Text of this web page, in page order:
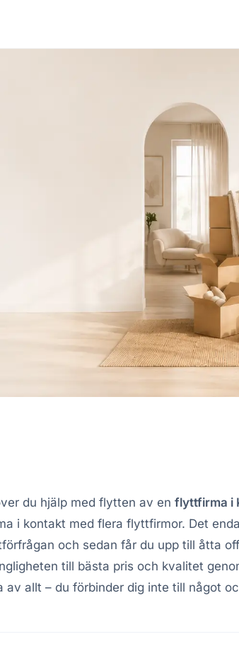
du hjälp med flytten av enflyttfirma i
i kontakt med flera flyttfirmor. Det
och sedan får du upp till åtta
till bästa pris och kvalitet
av allt – du förbinder dig inte till något